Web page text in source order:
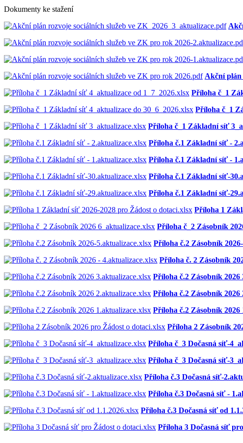
Dokumenty ke stažení
Akční plán
Příloha č_1
Příloha č_1
Příloha č_1 Základní síť
Příloha č.1 Základní síť -
Příloha č.1 Základní síť -
Příloha č.1 Základní síť-
Příloha č.1 Základní síť-
Příloha 1
Příloha č_2 Zásobník
Příloha č.2 Zásobník
Příloha č. 2 Zásobník
Příloha č.2 Zásobník 2026
Příloha č.2 Zásobník 2026
Příloha č.2 Zásobník 2026
Příloha 2 Zásobník
Příloha č_3 Dočasná síť-
Příloha č_3 Dočasná síť-
Příloha č.3 Dočasná síť-
Příloha č.3 Dočasná síť -
Příloha č.3 Dočasná síť od
Příloha 3 Dočasná síť